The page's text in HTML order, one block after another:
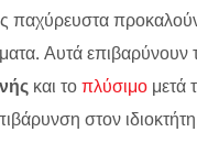
παχύρευστα
Αυτά επιβαρύνουν
και τοπλύσιμο μετά
στον